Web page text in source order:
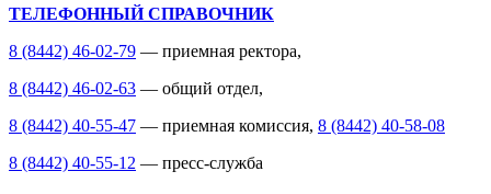
ТЕЛЕФОННЫЙ СПРАВОЧНИК
8 (8442) 46-02-79 — приемная ректора,
8 (8442) 46-02-63 — общий отдел,
8 (8442) 40-55-47 — приемная комиссия, 8 (8442) 40-58-08
8 (8442) 40-55-12 — пресс-служба